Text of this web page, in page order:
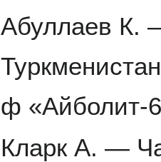
Абуллаев К.
ф «Айболит-
Кларк А. —